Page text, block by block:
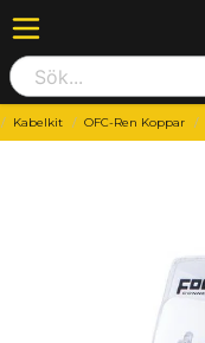
Kabelkit OFC-Ren Koppar